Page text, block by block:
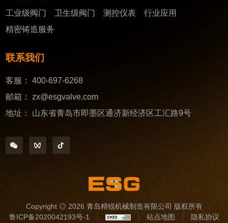
工业级阀门 卫生级阀门 测控仪表
行业应用
精密铸造服务
联系我们
客服：
400-697-6268
邮箱：
zx@esgvalve.com
地址：
山东省青岛市即墨区通济新经济区工汇路9号
Copyright ◎ 2026 青岛精锐机械制造有限公司 版权所有
鲁ICP备2020042193号-1
站点地图 隐私协议